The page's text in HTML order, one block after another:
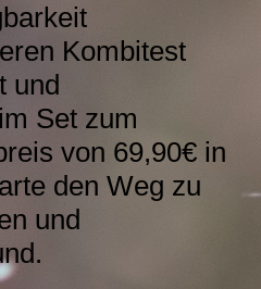
Kombitest
und
Set zum
von 69,90€ in
den Weg zu
und